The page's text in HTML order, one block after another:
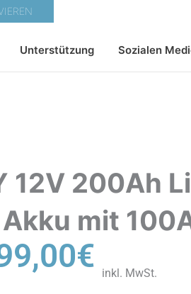
Unterstützung Sozialen
12V 200Ah
mit
€Aktueller
Preis
ist:
inkl. MwSt.